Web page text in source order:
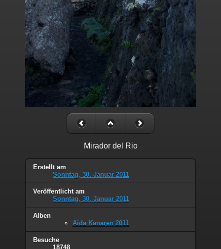
Mirador del Rio
Erstellt am
Sonntag, 30. Januar 2011
Veröffentlicht am
Sonntag, 30. Januar 2011
Alben
Aida Kanaren 2011
Besuche
18748